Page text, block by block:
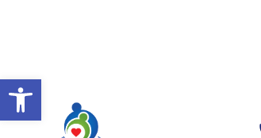
Otwórz pasek narzędzi